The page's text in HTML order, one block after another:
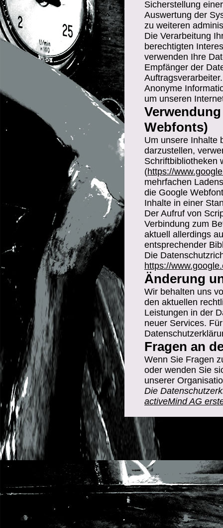
Sicherstellung
Auswertung der
zu weiteren
Die Verarbeitung
berechtigten
verwenden Ihre
Empfänger der
Auftragsverarbeiter.
Anonyme
um unseren
Webfonts)
Um unsere Inhalte
darzustellen,
Schriftbibliotheken
(https://
mehrfachen
die Google
Inhalte in einer
Der Aufruf von
Verbindung zum
aktuell allerdings
entsprechender
Die
https://
Änderung
Wir behalten uns
den aktuellen
Leistungen in der
neuer Services.
Fragen an
Wenn Sie Fragen
oder wenden Sie
unserer
Die
activeMind AG